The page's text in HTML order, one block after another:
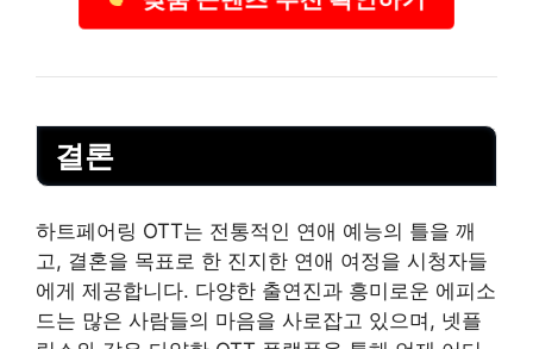
결론
하트페어링 OTT는 전통적인 연애 예능의 틀을 깨
고, 결혼을 목표로 한 진지한 연애 여정을 시청자들
에게 제공합니다. 다양한 출연진과 흥미로운 에피소
드는 많은 사람들의 마음을 사로잡고 있으며, 넷플